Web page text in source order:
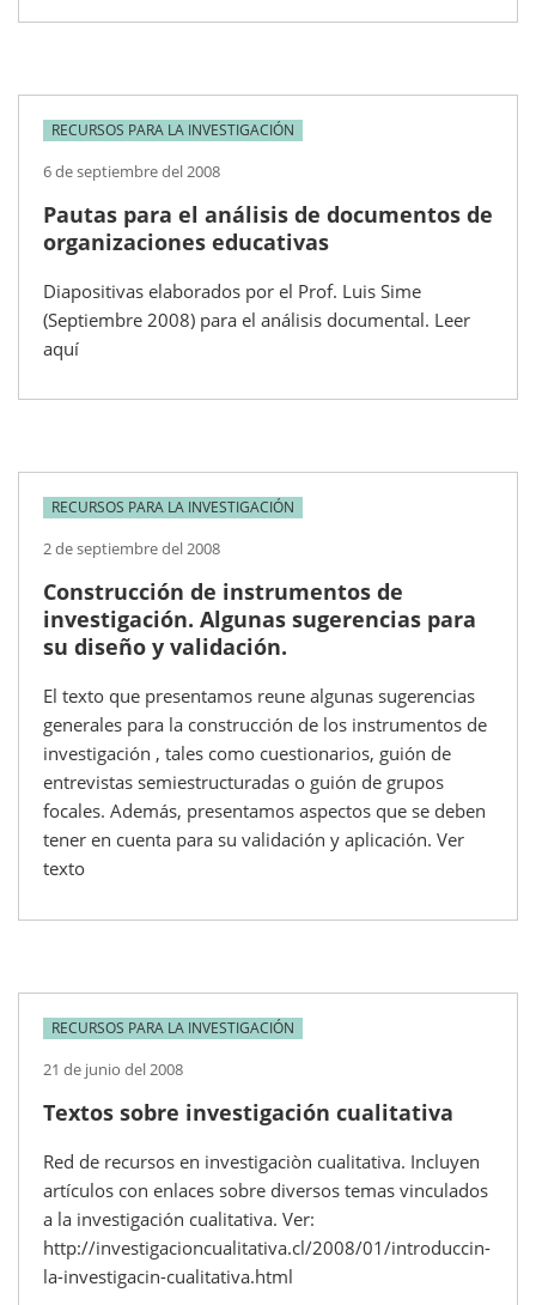
RECURSOS PARA LA INVESTIGACIÓN
6 de septiembre del 2008
Pautas para el análisis de documentos de
organizaciones educativas
Diapositivas elaborados por el Prof. Luis Sime
(Septiembre 2008) para el análisis documental. Leer
aquí
RECURSOS PARA LA INVESTIGACIÓN
2 de septiembre del 2008
Construcción de instrumentos de
investigación. Algunas sugerencias para
su diseño y validación.
El texto que presentamos reune algunas sugerencias
generales para la construcción de los instrumentos de
investigación , tales como cuestionarios, guión de
entrevistas semiestructuradas o guión de grupos
focales. Además, presentamos aspectos que se deben
tener en cuenta para su validación y aplicación. Ver
texto
RECURSOS PARA LA INVESTIGACIÓN
21 de junio del 2008
Textos sobre investigación cualitativa
Red de recursos en investigaciòn cualitativa. Incluyen
artículos con enlaces sobre diversos temas vinculados
a la investigación cualitativa. Ver:
http://investigacioncualitativa.cl/2008/01/introduccin-
la-investigacin-cualitativa.html